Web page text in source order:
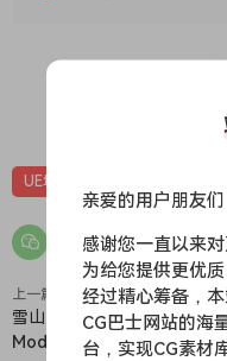
UE场景
上一篇
雪山神庙-Mountain Temple
Modular Kit
亲爱的用户朋友们
感谢您一直以来
为给您提供更优
经过精心筹备，
CG巴士网站的海
台，实现CG素材